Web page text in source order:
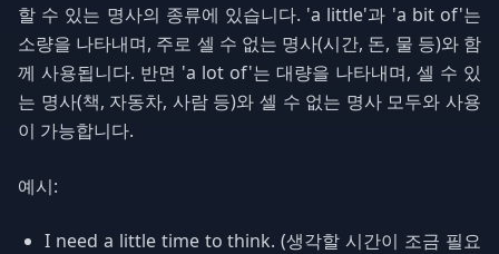
할 수 있는 명사의 종류에 있습니다. 'a little'과 'a bit of'는
소량을 나타내며, 주로 셀 수 없는 명사(시간, 돈, 물 등)와 함
께 사용됩니다. 반면 'a lot of'는 대량을 나타내며, 셀 수 있
는 명사(책, 자동차, 사람 등)와 셀 수 없는 명사 모두와 사용
이 가능합니다.
예시:
I need a little time to think. (생각할 시간이 조금 필요